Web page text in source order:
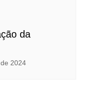
da
2024